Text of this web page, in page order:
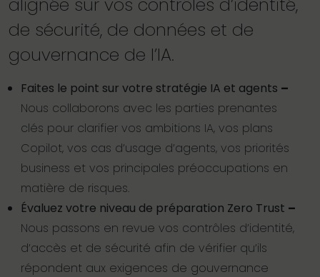
de sécurité, de données et de
gouvernance de l’IA.
Faites le point sur votre stratégie IA et agents –
Nous collaborons avec les parties prenantes
clés pour clarifier vos ambitions IA, vos plans
Copilot, vos cas d’usage d’agents, vos priorités
business et vos principales préoccupations en
matière de risques.
Évaluez votre niveau de préparation Zero Trust –
Nous passons en revue vos contrôles d’identité,
d’accès et de sécurité afin de vérifier qu’ils
répondent aux exigences de gouvernance